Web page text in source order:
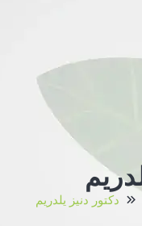
دكتور دنيز يلدريم